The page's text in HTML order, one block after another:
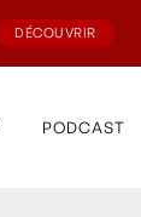
DÉCOUVRIR
PODCAST